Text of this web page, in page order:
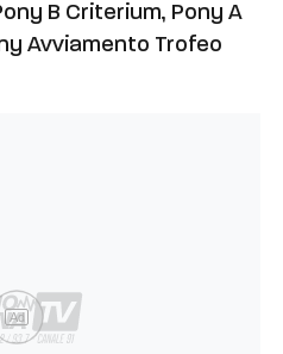
B Criterium, Pony A
Avviamento Trofeo
Ad